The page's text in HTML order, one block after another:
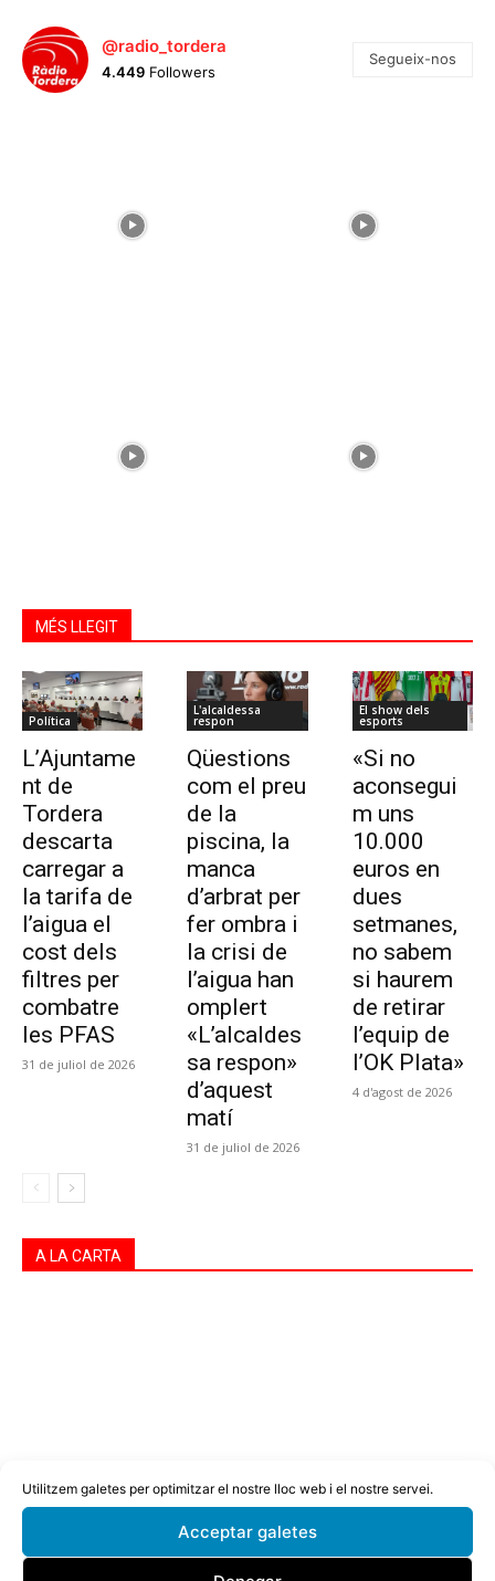
Utilitzem galetes per optimitzar el nostre lloc web i el nostre servei.
Acceptar galetes
@radio_tordera
4.449 Followers
Segueix-nos
MÉS LLEGIT
Política
L’Ajuntame
nt de
Tordera
descarta
carregar a
la tarifa de
l’aigua el
cost dels
filtres per
combatre
les PFAS
31 de juliol de 2026
L'alcaldessa
respon
Qüestions
com el preu
de la
piscina, la
manca
d’arbrat per
fer ombra i
la crisi de
l’aigua han
omplert
«L’alcaldes
sa respon»
d’aquest
matí
31 de juliol de 2026
El show dels
esports
«Si no
aconsegui
m uns
10.000
euros en
dues
setmanes,
no sabem
si haurem
de retirar
l’equip de
l’OK Plata»
4 d'agost de 2026
A LA CARTA